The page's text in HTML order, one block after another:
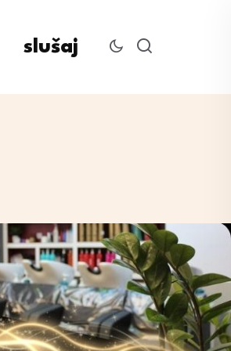
slušaj